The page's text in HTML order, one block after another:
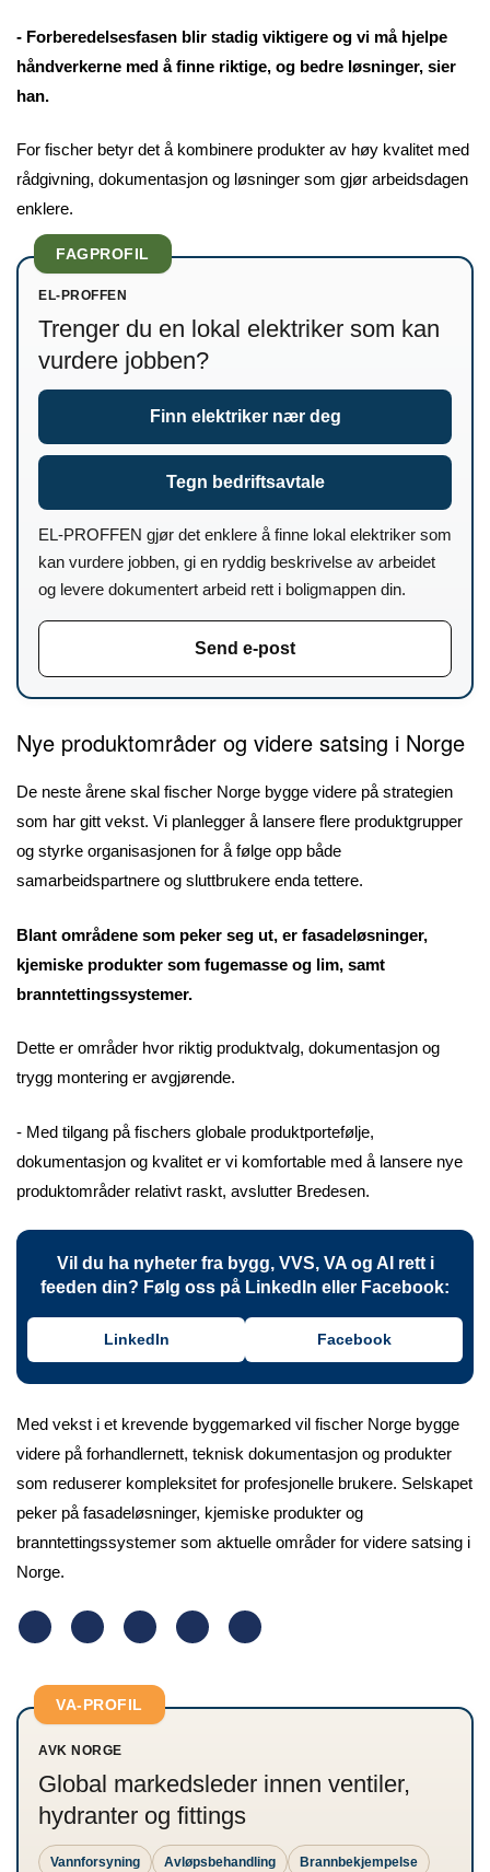
- Forberedelsesfasen blir stadig viktigere og vi må hjelpe
håndverkerne med å finne riktige, og bedre løsninger, sier
han.
For fischer betyr det å kombinere produkter av høy kvalitet med
rådgivning, dokumentasjon og løsninger som gjør arbeidsdagen
enklere.
FAGPROFIL
EL-PROFFEN
Trenger du en lokal elektriker som kan
vurdere jobben?
Finn elektriker nær deg
Tegn bedriftsavtale
EL-PROFFEN gjør det enklere å finne lokal elektriker som
kan vurdere jobben, gi en ryddig beskrivelse av arbeidet
og levere dokumentert arbeid rett i boligmappen din.
Send e-post
Nye produktområder og videre satsing i Norge
De neste årene skal fischer Norge bygge videre på strategien
som har gitt vekst. Vi planlegger å lansere flere produktgrupper
og styrke organisasjonen for å følge opp både
samarbeidspartnere og sluttbrukere enda tettere.
Blant områdene som peker seg ut, er fasadeløsninger,
kjemiske produkter som fugemasse og lim, samt
branntettingssystemer.
Dette er områder hvor riktig produktvalg, dokumentasjon og
trygg montering er avgjørende.
- Med tilgang på fischers globale produktportefølje,
dokumentasjon og kvalitet er vi komfortable med å lansere nye
produktområder relativt raskt, avslutter Bredesen.
Vil du ha nyheter fra bygg, VVS, VA og AI rett i
feeden din? Følg oss på LinkedIn eller Facebook:
LinkedIn Facebook
Med vekst i et krevende byggemarked vil fischer Norge bygge
videre på forhandlernett, teknisk dokumentasjon og produkter
som reduserer kompleksitet for profesjonelle brukere. Selskapet
peker på fasadeløsninger, kjemiske produkter og
branntettingssystemer som aktuelle områder for videre satsing i
Norge.
VA-PROFIL
AVK NORGE
Global markedsleder innen ventiler,
hydranter og fittings
Vannforsyning Avløpsbehandling Brannbekjempelse